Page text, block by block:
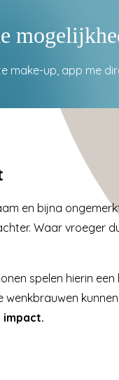
make-up, app me
en bijna
Waar vroeger
spelen hierin
impact.